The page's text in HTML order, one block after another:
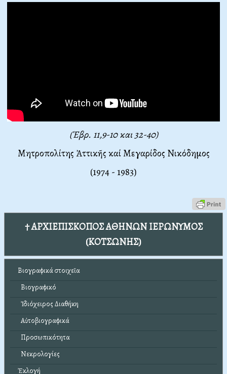
(Ἑβρ. 11,9-10 και 32-40)
Μητροπολίτης Ἀττικῆς καί Μεγαρίδος Νικόδημος
(1974 - 1983)
† ΑΡΧΙΕΠΙΣΚΟΠΟΣ ΑΘΗΝΩΝ ΙΕΡΩΝΥΜΟΣ
(ΚΟΤΣΩΝΗΣ)
Βιογραφικά στοιχεῖα
Βιογραφικό
Ἰδιόχειρος Διαθήκη
Αὐτοβιογραφικά
Προσωπικότητα
Νεκρολογίες
Ἐκλογή